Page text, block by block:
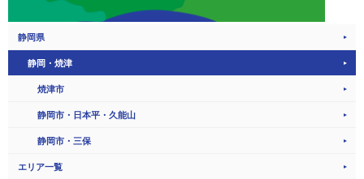
静岡県
静岡・焼津
焼津市
静岡市・日本平・久能山
静岡市・三保
エリア一覧